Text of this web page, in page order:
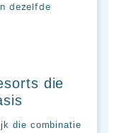
dezelfde
die
die combinatie